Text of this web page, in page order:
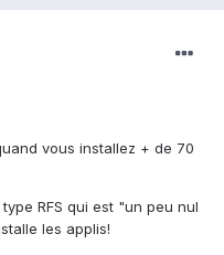
vous installez + de 70
RFS qui est "un peu nul
les applis!